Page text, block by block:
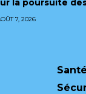
la poursuite
7, 2026
Santé